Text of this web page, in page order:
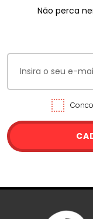
Não perca